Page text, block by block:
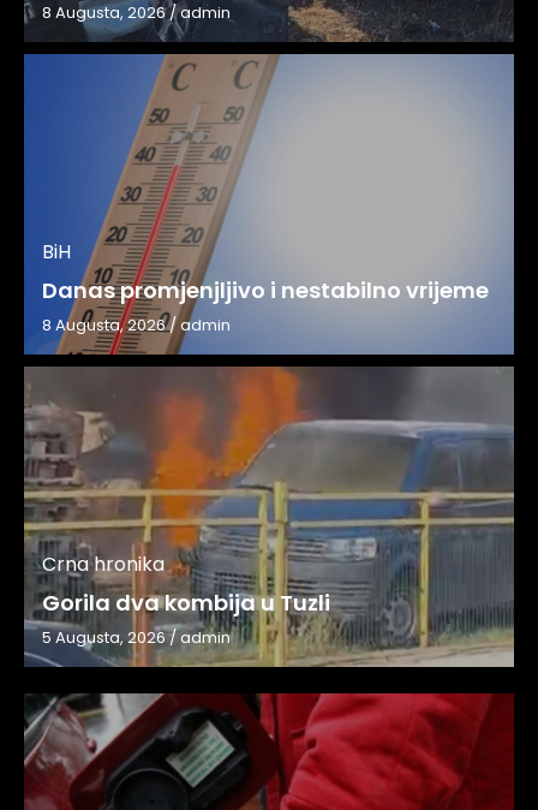
8 Augusta, 2026/admin
BiH
Danas promjenjljivo i nestabilno vrijeme
8 Augusta, 2026/admin
Crna hronika
Gorila dva kombija u Tuzli
5 Augusta, 2026/admin